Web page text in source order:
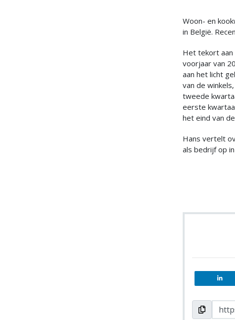
Woon- en
in België.
Het tekort aan
voorjaar van
aan het licht
van de
tweede
eerste
het eind van
Hans vertelt
als bedrijf op